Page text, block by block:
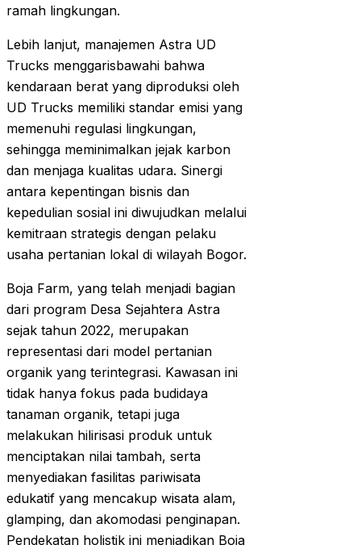
ramah lingkungan.
Lebih lanjut, manajemen Astra UD
Trucks menggarisbawahi bahwa
kendaraan berat yang diproduksi oleh
UD Trucks memiliki standar emisi yang
memenuhi regulasi lingkungan,
sehingga meminimalkan jejak karbon
dan menjaga kualitas udara. Sinergi
antara kepentingan bisnis dan
kepedulian sosial ini diwujudkan melalui
kemitraan strategis dengan pelaku
usaha pertanian lokal di wilayah Bogor.
Boja Farm, yang telah menjadi bagian
dari program Desa Sejahtera Astra
sejak tahun 2022, merupakan
representasi dari model pertanian
organik yang terintegrasi. Kawasan ini
tidak hanya fokus pada budidaya
tanaman organik, tetapi juga
melakukan hilirisasi produk untuk
menciptakan nilai tambah, serta
menyediakan fasilitas pariwisata
edukatif yang mencakup wisata alam,
glamping, dan akomodasi penginapan.
Pendekatan holistik ini menjadikan Boja